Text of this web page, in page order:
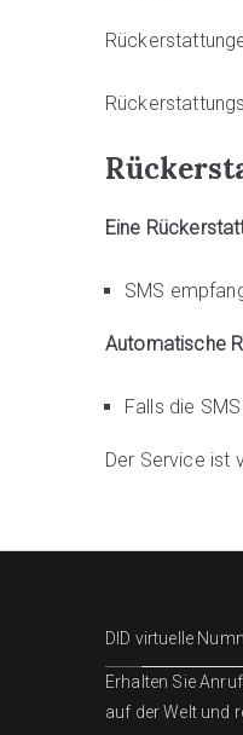
Eine
SMS
Automatische
Falls die
Der Service ist
DID virtuelle
Erhalten Sie
auf der Welt und